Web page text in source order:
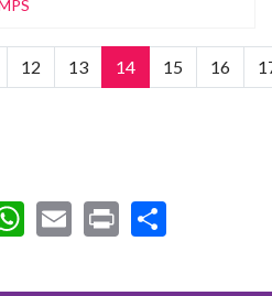
12 13 14 15 16
WhatsApp
Email
Print